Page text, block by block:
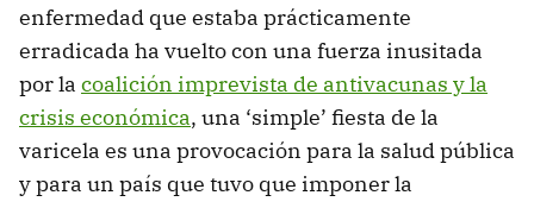
enfermedad que estaba prácticamente
erradicada ha vuelto con una fuerza inusitada
por la coalición imprevista de antivacunas y la
crisis económica, una ‘simple’ fiesta de la
varicela es una provocación para la salud pública
y para un país que tuvo que imponer la